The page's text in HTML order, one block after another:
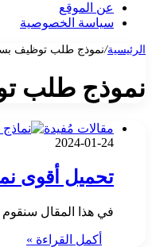
عن الموقع
سياسة الخصوصية
الرئيسية/نموذج طلب توظيف
نموذج طلب
مقالات مُفيدة
2024-01-24
تحميل أقوى
في هذا المقال
أكمل القراءة »